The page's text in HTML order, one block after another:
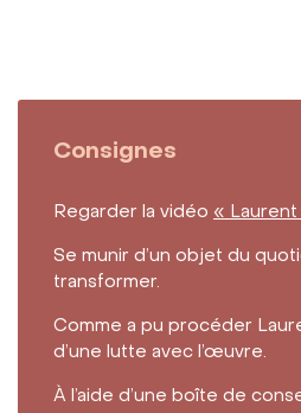
Consignes
Regarder la vidéo «
Se munir d’un objet du
transformer.
Comme a pu procéder
d’une lutte avec l’œuvre.
À l’aide d’une boîte de